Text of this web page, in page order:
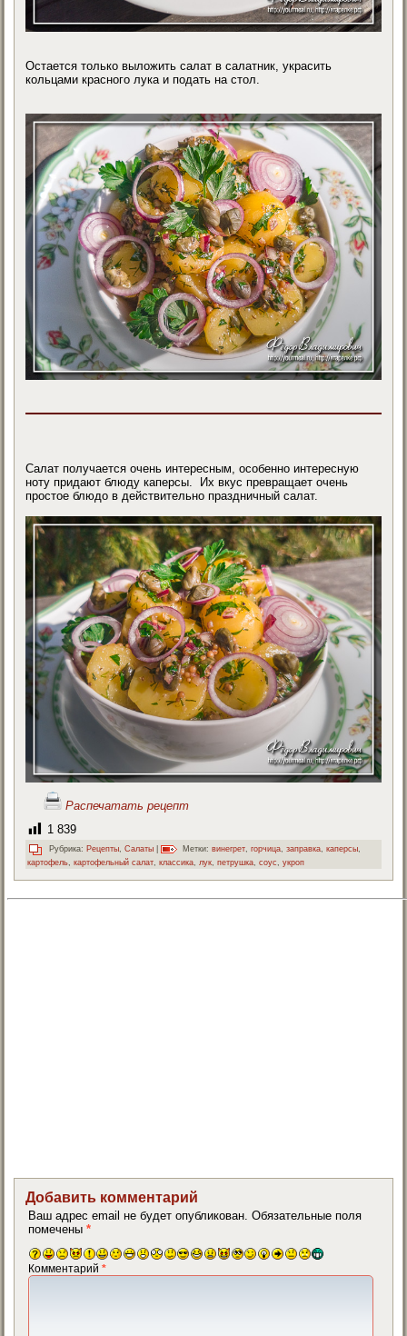
Остается только выложить салат в салатник, украсить
кольцами красного лука и подать на стол.
Салат получается очень интересным, особенно интересную
ноту придают блюду каперсы. Их вкус превращает очень
простое блюдо в действительно праздничный салат.
Распечатать рецепт
1 839
Рубрика: Рецепты,Салаты Метки: винегрет,горчица,заправка,каперсы,
картофель ,картофельный салат ,классика лук ,петрушка ,соус ,укроп
Добавить комментарий
Ваш адрес email не будет опубликован. Обязательные поля
помечены*
Комментарий*